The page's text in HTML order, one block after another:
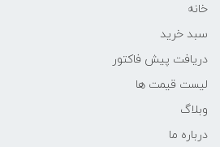
خانه
سبد خرید
دریافت پیش فاکتور
لیست قیمت ها
وبلاگ
درباره ما